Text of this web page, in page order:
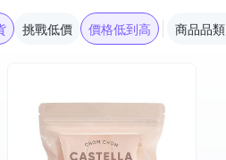
挑戰低價 價格低到高 商品品類